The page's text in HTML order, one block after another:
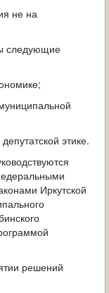
не на
следующие
этике.
Иркутской
решений